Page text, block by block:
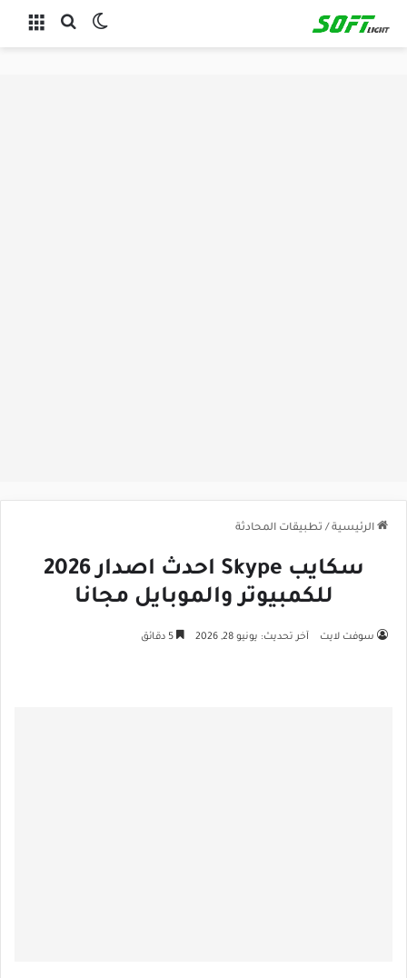
القائمة بحث عن
الرئيسية / تطبيقات المحادثة
سكايب Skype احدث اصدار 2026
للكمبيوتر والموبايل مجانا
سوفت لايت آخر تحديث: يونيو 28, 2026